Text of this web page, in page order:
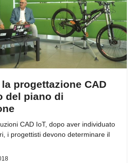
progettazione CAD
del piano di
CAD IoT, dopo aver individuato
i progettisti devono determinare il